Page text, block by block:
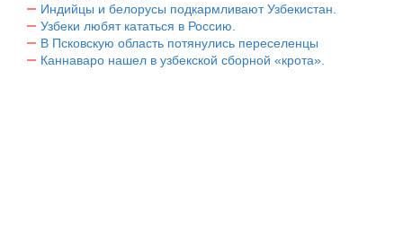
Индийцы и белорусы подкармливают Узбекистан.
Узбеки любят кататься в Россию.
В Псковскую область потянулись переселенцы
Каннаваро нашел в узбекской сборной «крота».